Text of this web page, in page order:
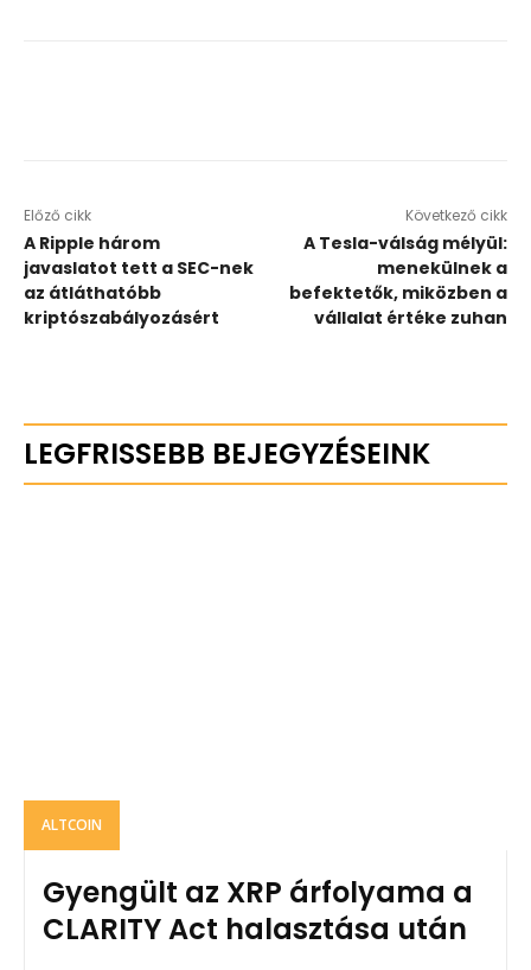
Előző cikk
A Ripple három
javaslatot tett a SEC-nek
az átláthatóbb
kriptószabályozásért
Következő cikk
A Tesla-válság mélyül:
menekülnek a
befektetők, miközben a
vállalat értéke zuhan
LEGFRISSEBB BEJEGYZÉSEINK
ALTCOIN
Gyengült az XRP árfolyama a
CLARITY Act halasztása után